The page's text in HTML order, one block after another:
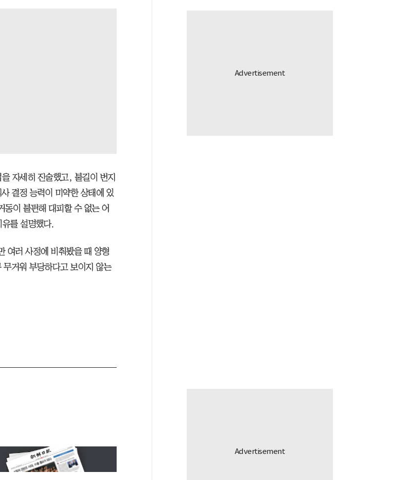
자세히 진술했고, 불길이 번지
결정 능력이 미약한 상태에 있
이 불편해 대피할 수 없는 어
를 설명했다.
여러 사정에 비춰봤을 때 양형
거워 부당하다고 보이지 않는